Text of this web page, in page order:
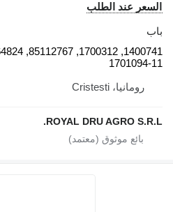
الطلب
ROYAL DRU